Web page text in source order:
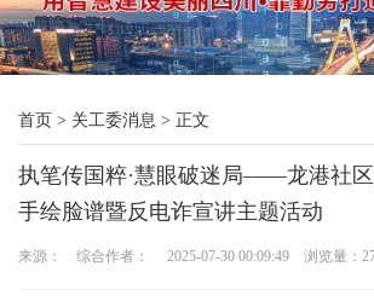
页
天
府
老
首页 > 关工委消息 > 正文
执笔传国粹·慧眼破迷局——龙港社
手绘脸谱暨反电诈宣讲主题活动
来源： 综合作者： 2025-07-30 00:09:49 浏览量：